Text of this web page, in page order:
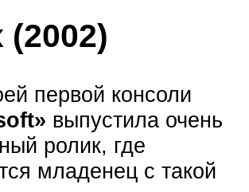
(2002)
первой консоли
выпустила очень
ролик, где
младенец с такой